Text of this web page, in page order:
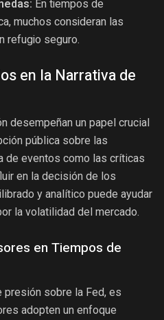
En tiempos de
muchos consideran las
refugio seguro.
en la Narrativa de
desempeñan un papel crucial
pública sobre las
de eventos como las críticas
en la decisión de los
y analítico puede ayudar
la volatilidad del mercado.
en Tiempos de
sobre la Fed, es
adopten un enfoque